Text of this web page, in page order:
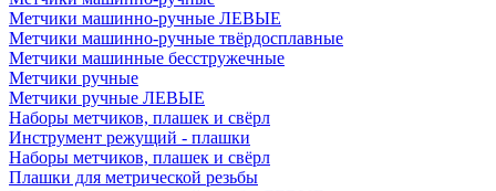
Метчики машинно-ручные ЛЕВЫЕ
Метчики машинно-ручные твёрдосплавные
Метчики машинные бесстружечные
Метчики ручные
Метчики ручные ЛЕВЫЕ
Наборы метчиков, плашек и свёрл
Инструмент режущий - плашки
Наборы метчиков, плашек и свёрл
Плашки для метрической резьбы